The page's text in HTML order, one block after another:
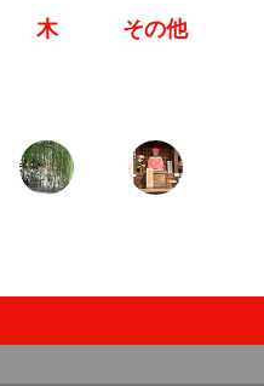
木 その他